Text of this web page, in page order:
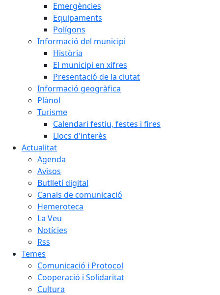
Emergències
Equipaments
Polígons
Informació del municipi
Història
El municipi en xifres
Presentació de la ciutat
Informació geogràfica
Plànol
Turisme
Calendari festiu, festes i fires
Llocs d'interès
Actualitat
Agenda
Avisos
Butlletí digital
Canals de comunicació
Hemeroteca
La Veu
Notícies
Rss
Temes
Comunicació i Protocol
Cooperació i Solidaritat
Cultura